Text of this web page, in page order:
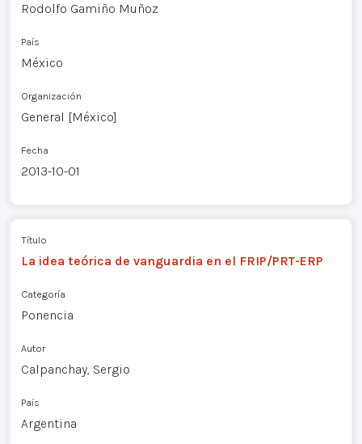
Rodolfo Gamiño Muñoz
País
México
Organización
General [México]
Fecha
2013-10-01
Título
La idea teórica de vanguardia en el FRIP/PRT-ERP
Categoría
Ponencia
Autor
Calpanchay, Sergio
País
Argentina